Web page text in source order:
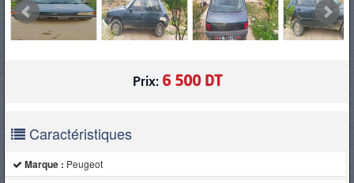
Prix: 6 500 DT
Caractéristiques
Marque : Peugeot